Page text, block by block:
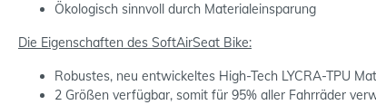
Ökologisch sinnvoll durch Materialeinsparung
Die Eigenschaften des SoftAirSeat Bike:
Robustes, neu entwickeltes High-Tech LYCRA-TPU
2 Größen verfügbar, somit für 95% aller Fahrräder